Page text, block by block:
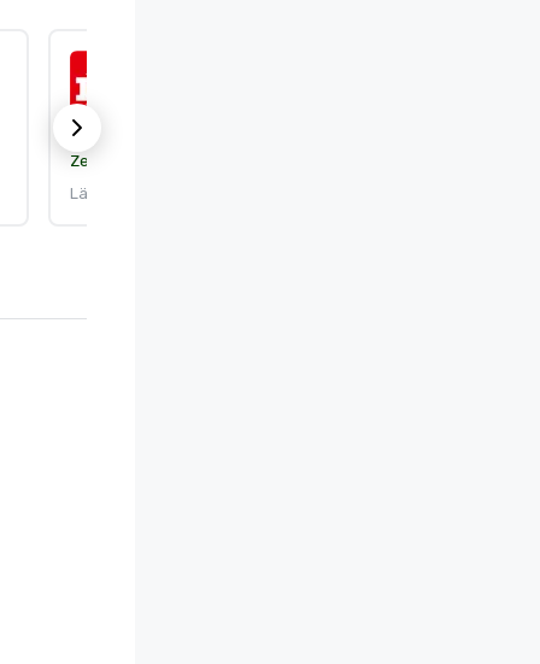
Zertifizierung:
Läuft ab am: 25.9.2026